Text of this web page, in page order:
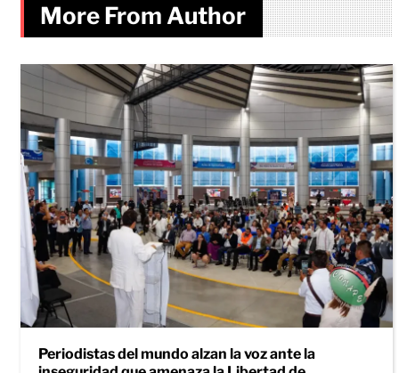
More From Author
Periodistas del mundo alzan la voz ante la